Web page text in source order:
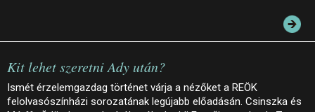
Kit lehet szeretni Ady után?
Ismét érzelemgazdag történet várja a nézőket a REÖK
felolvasószínházi sorozatának legújabb előadásán. Csinszka és